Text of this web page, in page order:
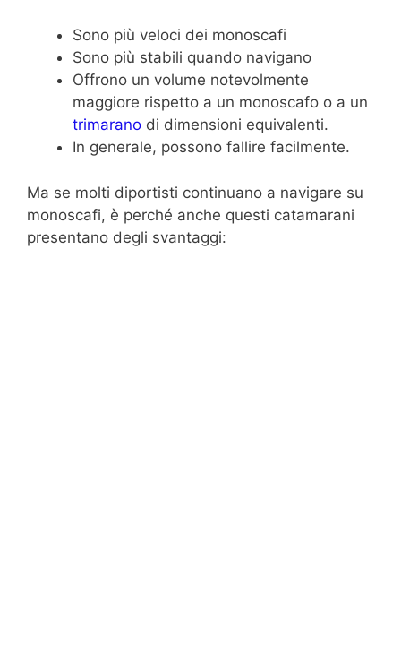
Sono più veloci dei monoscafi
Sono più stabili quando navigano
Offrono un volume notevolmente
maggiore rispetto a un monoscafo o a un
trimarano di dimensioni equivalenti.
In generale, possono fallire facilmente.
Ma se molti diportisti continuano a navigare su
monoscafi, è perché anche questi catamarani
presentano degli svantaggi: